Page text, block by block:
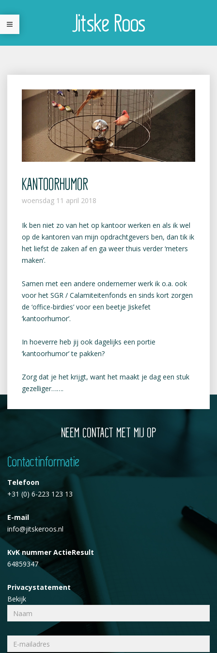
Jitske Roos
KANTOORHUMOR
woensdag 11 april 2018
Ik ben niet zo van het op kantoor werken en als ik wel
op de kantoren van mijn opdrachtgevers ben, dan tik ik
het liefst de zaken af en ga weer thuis verder ‘meters
maken’.
Samen met een andere ondernemer werk ik o.a. ook
voor het SGR / Calamiteitenfonds en sinds kort zorgen
de ‘office-birdies’ voor een beetje Jiskefet
‘kantoorhumor’.
In hoeverre heb jij ook dagelijks een portie
‘kantoorhumor’ te pakken?
Zorg dat je het krijgt, want het maakt je dag een stuk
gezelliger…….
NEEM CONTACT MET MIJ OP
Contactinformatie
Telefoon
+31 (0) 6-223 123 13
E-mail
info@jitskeroos.nl
KvK nummer ActieResult
64859347
Privacystatement
Bekijk